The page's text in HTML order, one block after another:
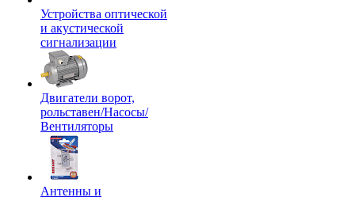
Устройства оптической
и акустической
сигнализации
Двигатели ворот,
рольставен/Насосы/
Вентиляторы
Антенны и